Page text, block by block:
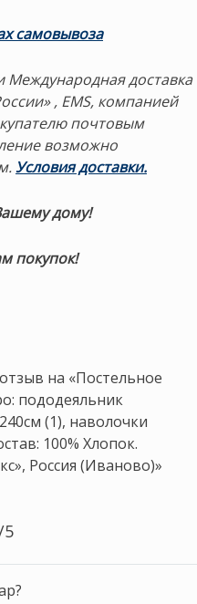
самовывоза
Международная доставка
, EMS, компанией
почтовым
возможно
Условия доставки.
дому!
покупок!
на «Постельное
пододеяльник
(1), наволочки
100% Хлопок.
Россия (Иваново)»
5